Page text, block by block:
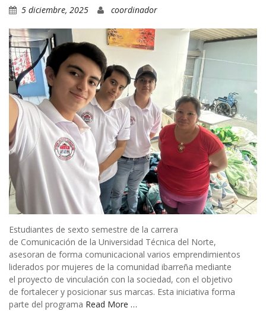
5 diciembre, 2025 coordinador
Estudiantes de sexto semestre de la carrera
de Comunicación de la Universidad Técnica del Norte,
asesoran de forma comunicacional varios emprendimientos
liderados por mujeres de la comunidad ibarreña mediante
el proyecto de vinculación con la sociedad, con el objetivo
de fortalecer y posicionar sus marcas. Esta iniciativa forma
parte del programa Read More …